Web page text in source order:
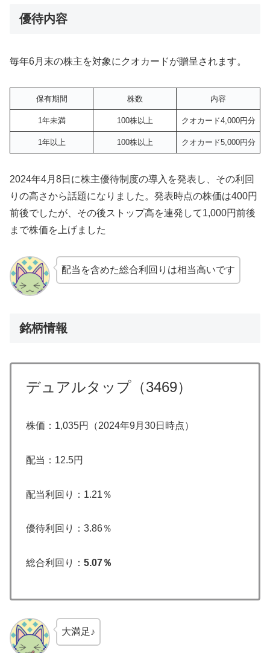
優待内容
毎年6月末の株主を対象にクオカードが贈呈されます。
保有期間 株数 内容
1年未満 100株以上 クオカード4,000円分
1年以上 100株以上 クオカード5,000円分
2024年4月8日に株主優待制度の導入を発表し、その利回
りの高さから話題になりました。発表時点の株価は400円
前後でしたが、その後ストップ高を連発して1,000円前後
まで株価を上げました
配当を含めた総合利回りは相当高いです
銘柄情報
デュアルタップ（3469）
株価：1,035円（2024年9月30日時点）
配当：12.5円
配当利回り：1.21％
優待利回り：3.86％
総合利回り： 5.07％
大満足♪